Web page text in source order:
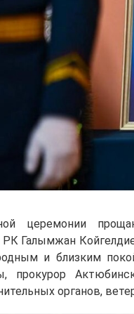
церемонии
РК Галымжан
и близким
прокурор
органов,